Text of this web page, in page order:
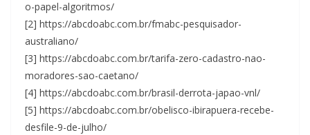
o-papel-algoritmos/
[2] https://abcdoabc.com.br/fmabc-pesquisador-
australiano/
[3] https://abcdoabc.com.br/tarifa-zero-cadastro-nao-
moradores-sao-caetano/
[4] https://abcdoabc.com.br/brasil-derrota-japao-vnl/
[5] https://abcdoabc.com.br/obelisco-ibirapuera-recebe-
desfile-9-de-julho/